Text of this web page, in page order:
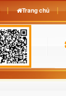
Trang chủ